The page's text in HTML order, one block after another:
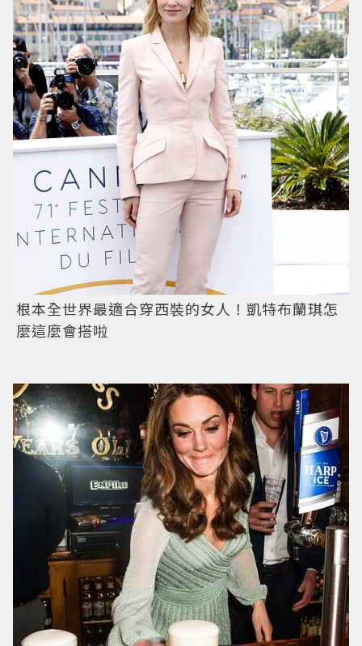
根本全世界最適合穿西裝的女人！凱特布蘭琪怎
麼這麼會搭啦